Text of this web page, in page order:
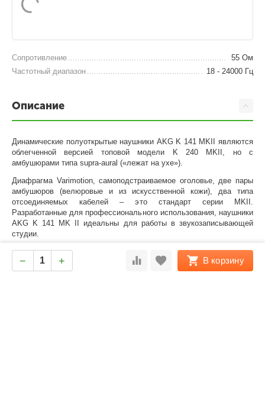
+
− В корзину
Сопротивление
55 Ом
Частотный диапазон
18 - 24000 Гц
Описание
Динамические полуоткрытые наушники AKG K 141 MKII являются
облегченной версией топовой модели K 240 MKII, но с
амбушюрами типа supra-aural («лежат на ухе»).
Диафрагма Varimotion, самоподстраиваемое оголовье, две пары
амбушюров (велюровые и из искусственной кожи), два типа
отсоединяемых кабелей – это стандарт серии MKII.
Разработанные для профессионального использования, наушники
AKG K 141 MK II идеальны для работы в звукозаписывающей
студии.
Наушники оснащены уникальной системой Varimotion и XXL-
мембранами с пониженным импедансом для достижения высокой
чувствительности и более мощного звука. Овальная форма